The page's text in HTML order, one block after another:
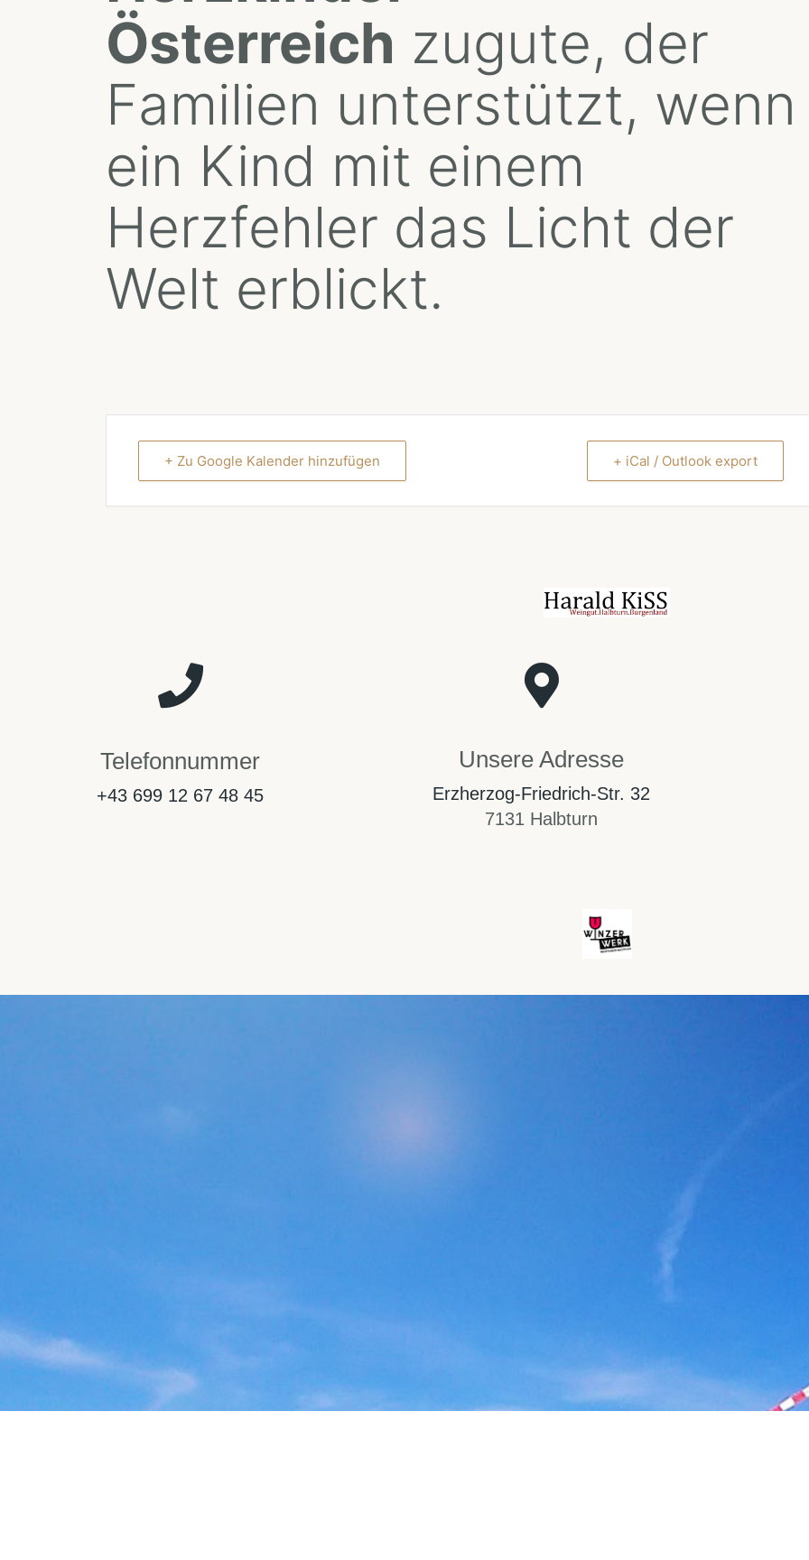
Österreich zugute, der
Familien unterstützt, wenn
ein Kind mit einem
Herzfehler das Licht der
Welt erblickt.
+ Zu Google Kalender hinzufügen + iCal / Outlook export
Telefonnummer
+43 699 12 67 48 45
Unsere Adresse
Erzherzog-Friedrich-Str. 32
7131 Halbturn